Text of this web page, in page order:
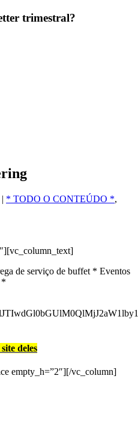
trimestral?
| * TODO O CONTEÚDO *,
de serviço de buffet * Eventos
*
deles
empty_h=”2″][/vc_column]